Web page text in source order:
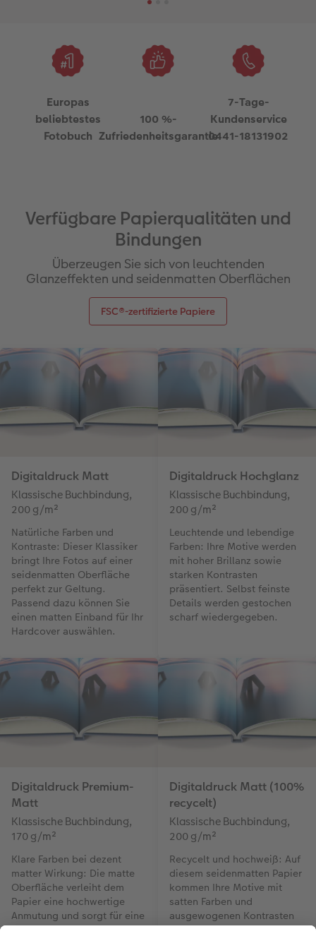
Europas
beliebtestes
Fotobuch
100 %-
Zufriedenheitsgarantie
7-Tage-
Kundenservice
0441-18131902
Verfügbare Papierqualitäten und
Bindungen
Überzeugen Sie sich von leuchtenden
Glanzeffekten und seidenmatten Oberflächen
FSC®-zertifizierte Papiere
Digitaldruck Matt
Klassische Buchbindung,
200 g/m²
Natürliche Farben und
Kontraste: Dieser Klassiker
bringt Ihre Fotos auf einer
seidenmatten Oberfläche
perfekt zur Geltung.
Passend dazu können Sie
einen matten Einband für Ihr
Hardcover auswählen.
Digitaldruck Hochglanz
Klassische Buchbindung,
200 g/m²
Leuchtende und lebendige
Farben: Ihre Motive werden
mit hoher Brillanz sowie
starken Kontrasten
präsentiert. Selbst feinste
Details werden gestochen
scharf wiedergegeben.
Digitaldruck Premium-
Matt
Klassische Buchbindung,
170 g/m²
Klare Farben bei dezent
matter Wirkung: Die matte
Oberfläche verleiht dem
Papier eine hochwertige
Anmutung und sorgt für eine
feine, weiche Haptik. Durch
Digitaldruck Matt (100%
recycelt)
Klassische Buchbindung,
200 g/m²
Recycelt und hochweiß: Auf
diesem seidenmatten Papier
kommen Ihre Motive mit
satten Farben und
ausgewogenen Kontrasten
perfekt zur Geltung.